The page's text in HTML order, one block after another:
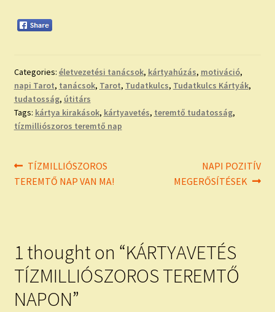
Categories: életvezetési tanácsok, kártyahúzás, motiváció,
napi Tarot, tanácsok, Tarot, Tudatkulcs, Tudatkulcs Kártyák,
tudatosság, útitárs
Tags: kártya kirakások, kártyavetés, teremtő tudatosság,
tízmilliószoros teremtő nap
Bejegyzés
navigáció
Previous
post:
TÍZMILLIÓSZOROS
TEREMTŐ NAP VAN MA!
Next
post:
NAPI POZITÍV
MEGERŐSÍTÉSEK
1 thought on “KÁRTYAVETÉS
TÍZMILLIÓSZOROS TEREMTŐ
NAPON”